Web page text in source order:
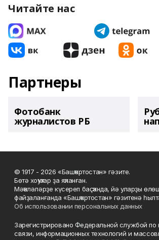
Читайте нас
Партнеры
Фотобанк
журналистов РБ
© 1917 - 2026 «Башҡортостан» гәзите.
Бөтә хоҡуҡтар ҙа яҡланған.
Мәҡәләләрҙе күсереп баҫҡанда, йә уларҙы
файҙаланғанда «Башҡортостан» гәзитенә
Об использовании персональных данных
Зарегистрировано Федеральной службой по
связи, информационных технологий и